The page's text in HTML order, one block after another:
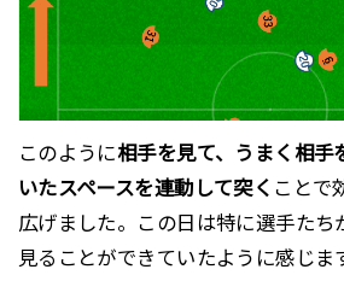
このように相手を見て、うまく相手
いたスペースを連動して突く ことで
広げました。この日は特に選手たち
見ることができていたように感じま